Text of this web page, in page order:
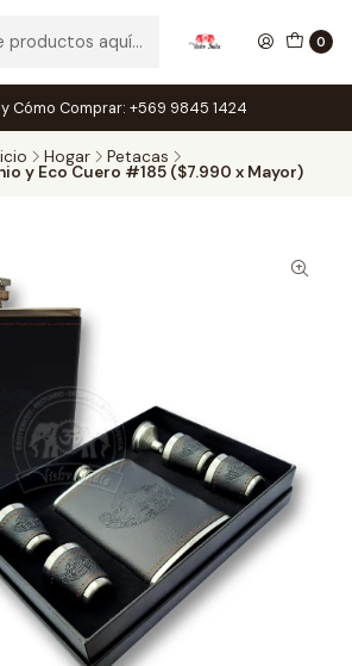
0
Cómo Comprar: +569 9845 1424
Hogar Petacas
y Eco Cuero #185 ($7.990 x Mayor)